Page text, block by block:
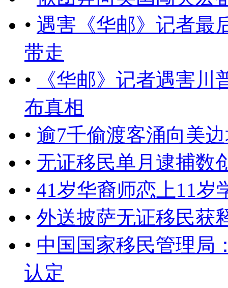
• 遇害《华邮》记者最
带走
•
《华邮》记者遇害
布真相
• 逾7千偷渡客涌向美
• 无证移民单月逮捕数
• 41岁华裔师恋上11岁
• 外送披萨无证移民获
• 中国国家移民管理局
认定